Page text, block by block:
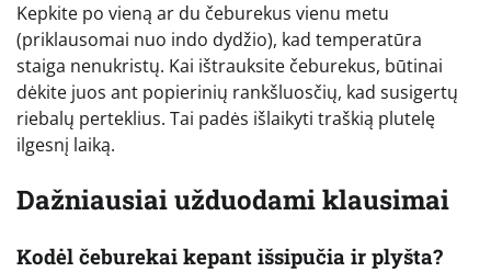
Kepkite po vieną ar du čeburekus vienu metu
(priklausomai nuo indo dydžio), kad temperatūra
staiga nenukristų. Kai ištrauksite čeburekus, būtinai
dėkite juos ant popierinių rankšluosčių, kad susigertų
riebalų perteklius. Tai padės išlaikyti traškią plutelę
ilgesnį laiką.
Dažniausiai užduodami klausimai
Kodėl čeburekai kepant išsipučia ir plyšta?